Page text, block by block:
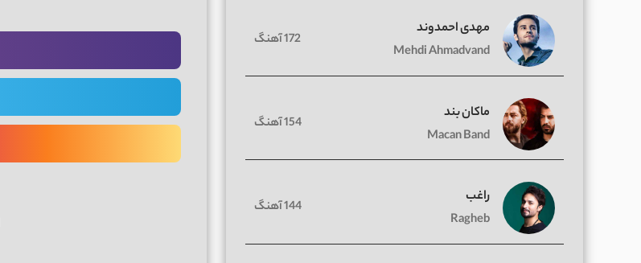
مهدی احمدوند
Mehdi Ahmadvand
172 آهنگ
ماکان بند
Macan Band
154 آهنگ
راغب
Ragheb
144 آهنگ